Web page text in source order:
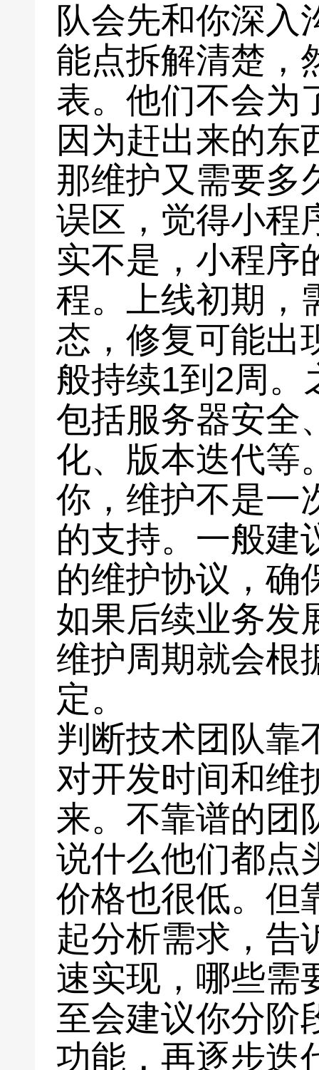
队会先和你深入
能点拆解清楚，
表。他们不会为
因为赶出来的东
那维护又需要多
误区，觉得小程
实不是，小程序
程。上线初期，
态，修复可能出
般持续1到2周。
包括服务器安全
化、版本迭代等
你，维护不是一
的支持。一般建
的维护协议，确
如果后续业务发
维护周期就会根
定。
判断技术团队靠
对开发时间和维
来。不靠谱的团
说什么他们都点
价格也很低。但
起分析需求，告
速实现，哪些需
至会建议你分阶
功能，再逐步迭